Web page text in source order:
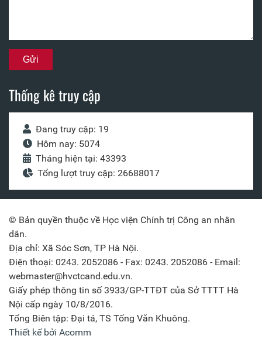
Thống kê truy cập
Đang truy cập: 19
Hôm nay: 5074
Tháng hiện tại: 43393
Tổng lượt truy cập: 26688017
© Bản quyền thuộc về Học viện Chính trị Công an nhân
dân.
Địa chỉ: Xã Sóc Sơn, TP Hà Nội.
Điện thoại: 0243. 2052086 - Fax: 0243. 2052086 - Email:
webmaster@hvctcand.edu.vn.
Giấy phép thông tin số 3933/GP-TTĐT của Sở TTTT Hà
Nội cấp ngày 10/8/2016.
Tổng Biên tập: Đại tá, TS Tống Văn Khuông.
Thiết kế bởi Acomm